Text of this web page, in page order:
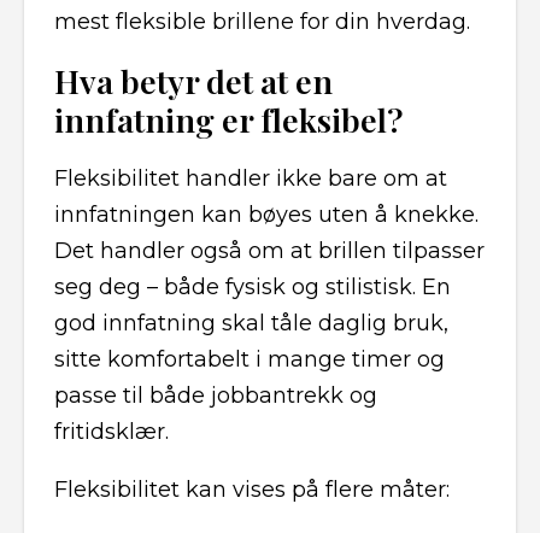
mest fleksible brillene for din hverdag.
Hva betyr det at en
innfatning er fleksibel?
Fleksibilitet handler ikke bare om at
innfatningen kan bøyes uten å knekke.
Det handler også om at brillen tilpasser
seg deg – både fysisk og stilistisk. En
god innfatning skal tåle daglig bruk,
sitte komfortabelt i mange timer og
passe til både jobbantrekk og
fritidsklær.
Fleksibilitet kan vises på flere måter: